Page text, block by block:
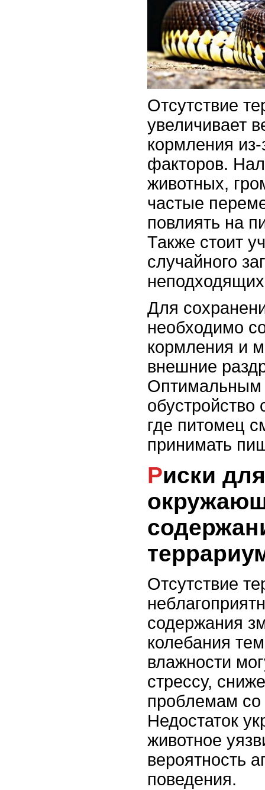
Отсутствие
увеличивает
кормления
факторов.
животных,
частые
повлиять на
Также стоит
случайного
Для
необходимо
кормления и
внешние
Оптимальным
обустройство
где питомец
принимать
Риски для змеи и
Отсутствие
содержания
колебания
влажности
стрессу,
проблемам со
Недостаток
животное
вероятность
поведения.